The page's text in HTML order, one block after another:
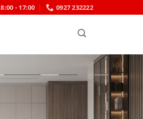
8:00 - 17:00 0927 232222